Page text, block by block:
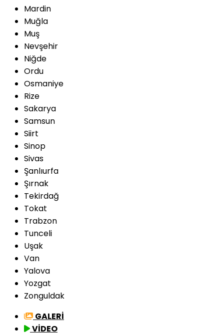
Mardin
Muğla
Muş
Nevşehir
Niğde
Ordu
Osmaniye
Rize
Sakarya
Samsun
Siirt
Sinop
Sivas
Şanlıurfa
Şırnak
Tekirdağ
Tokat
Trabzon
Tunceli
Uşak
Van
Yalova
Yozgat
Zonguldak
GALERİ
VİDEO